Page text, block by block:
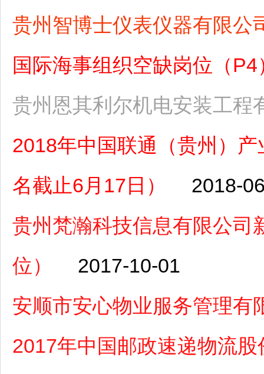
贵州智博士仪表仪器有限公
国际海事组织空缺岗位（
贵州恩其利尔机电安装工程
2018年中国联通（贵州）
名截止6月17日）
2018-
贵州梵瀚科技信息有限公司
位）
2017-10-01
安顺市安心物业服务管理有
2017年中国邮政速递物流